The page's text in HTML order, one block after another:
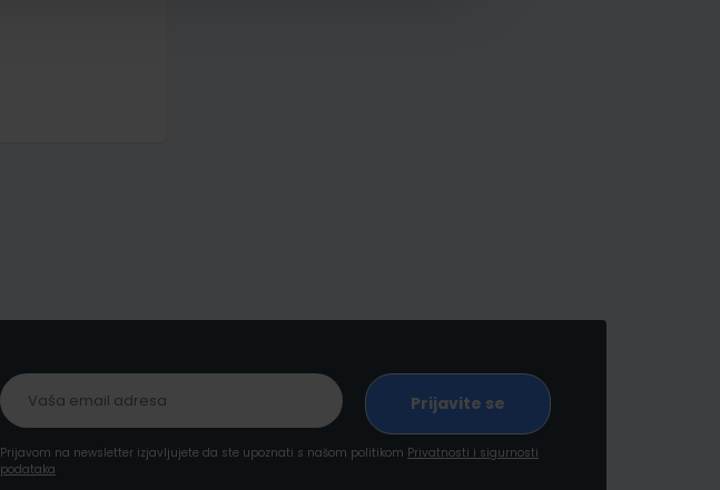
Prijavom na newsletter izjavljujete da ste upoznati s našom politikom Privatnosti i sigurnosti
podataka